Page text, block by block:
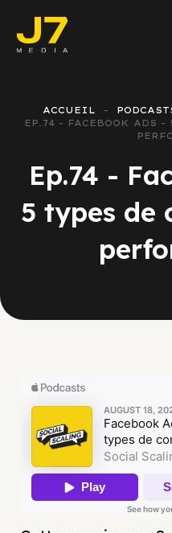
ACCUEIL
EP.74 - FACEBOOK ADS -
Ep.74 -
5 types de